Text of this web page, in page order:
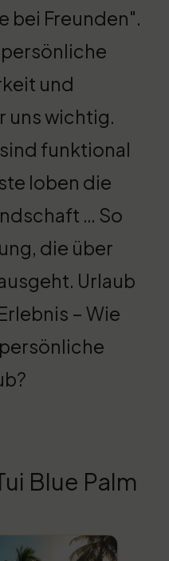
bei Freunden".
und
uns wichtig.
funktional
loben die
… So
die über
Urlaub
– Wie
Blue Palm